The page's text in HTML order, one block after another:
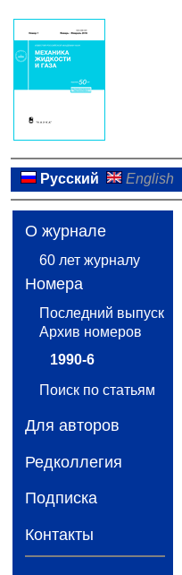
Русский English
О журнале
60 лет журналу
Номера
Последний выпуск
Архив номеров
1990-6
Поиск по статьям
Для авторов
Редколлегия
Подписка
Контакты